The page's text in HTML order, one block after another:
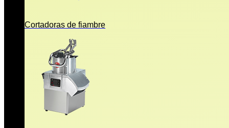
Cortadoras de fiambre